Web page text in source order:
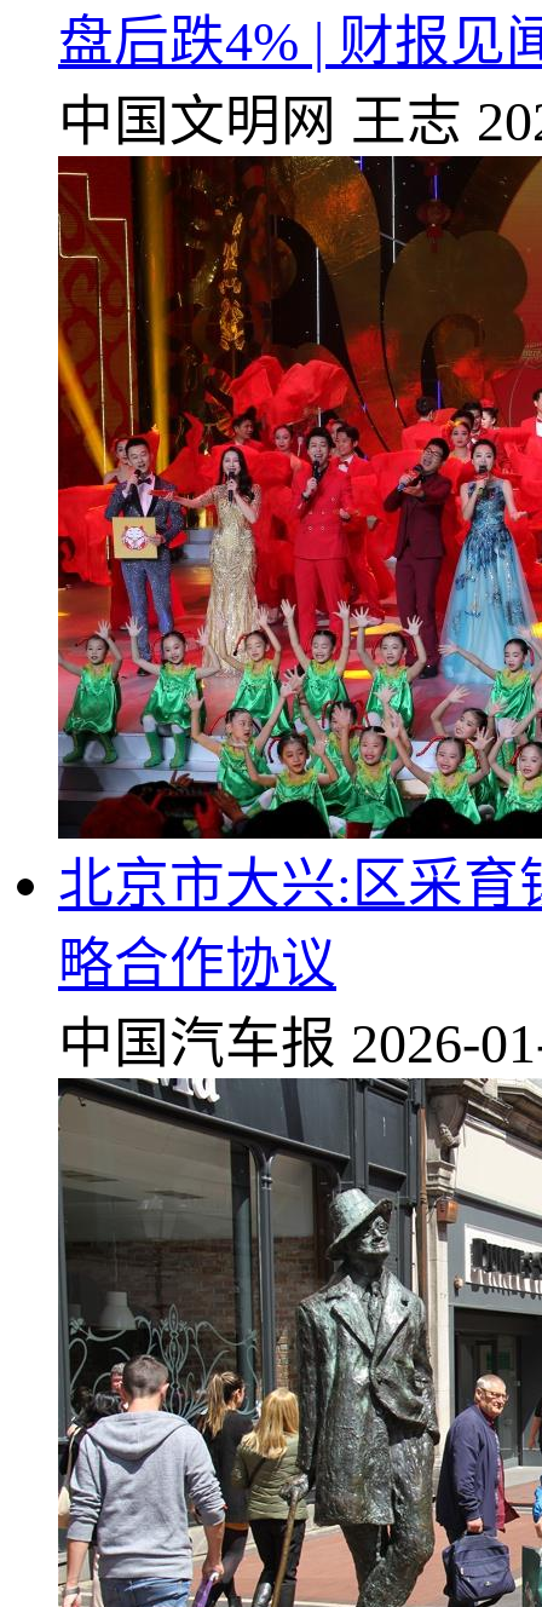
盘后跌4% | 财报见
中国文明网 王志
北京市大兴:区采
略合作协议
中国汽车报 2026-